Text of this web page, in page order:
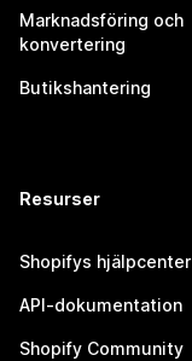
Marknadsföring och
konvertering
Butikshantering
Resurser
Shopifys hjälpcenter
API-dokumentation
Shopify Community